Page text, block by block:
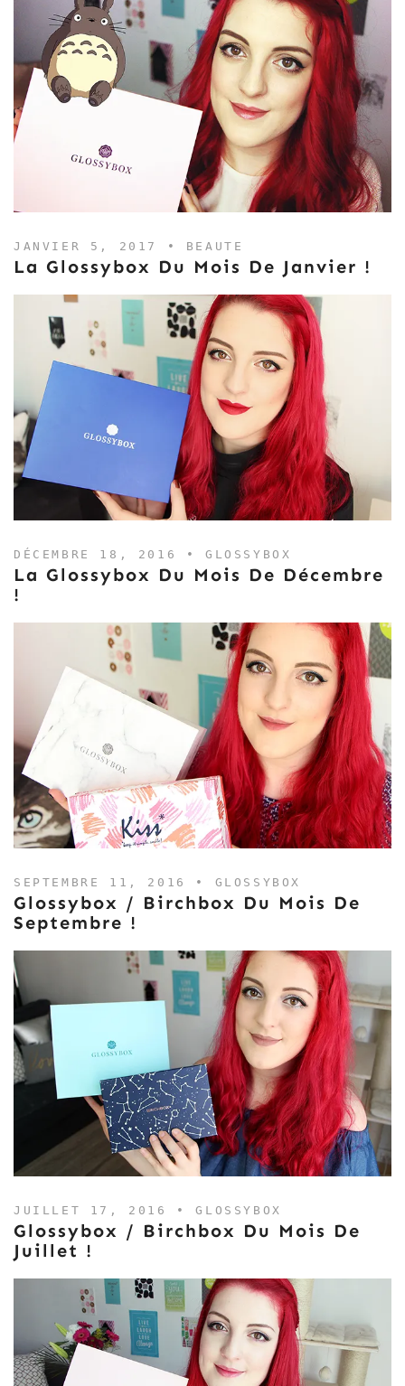
JANVIER 5, 2017 • BEAUTE
La Glossybox Du Mois De Janvier !
DÉCEMBRE 18, 2016 •GLOSSYBOX
La Glossybox Du Mois De Décembre
!
SEPTEMBRE 11, 2016 • GLOSSYBOX
Glossybox / Birchbox Du Mois De
Septembre !
JUILLET 17, 2016 •GLOSSYBOX
Glossybox / Birchbox Du Mois De
Juillet !